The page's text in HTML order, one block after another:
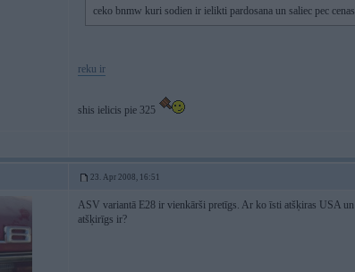
ceko bnmw kuri sodien ir ielikti pardosana un saliec pec
reku ir
shis ielicis pie 325
23. Apr 2008, 16:51
ASV variantā E28 ir vienkārši pretīgs. Ar ko īsti atšķiras USA
atšķirīgs ir?